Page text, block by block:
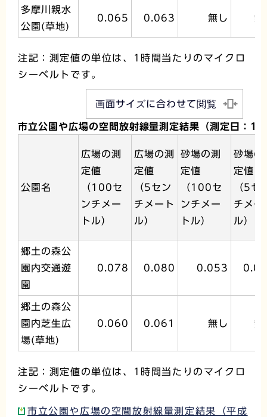
多摩川親水
公園(草地)
0.065 0.063 無し 無
注記：測定値の単位は、1時間当たりのマイクロ
シーベルトです。
画面サイズに合わせて閲覧
市立公園や広場の空間放射線量測定結果（測定日：
公園名
広場の測
定値
（100セ
ンチメー
トル）
広場の測
定値
（5セン
チメート
ル）
砂場の測
定値
（100セ
ンチメー
トル）
砂場の
定値
（5セ
チメー
ル）
郷土の森公
園内交通遊
園
0.078 0.080 0.053
郷土の森公
園内芝生広
場(草地)
0.060 0.061 無し 無
注記：測定値の単位は、1時間当たりのマイクロ
シーベルトです。
市立公園や広場の空間放射線量測定結果（平成